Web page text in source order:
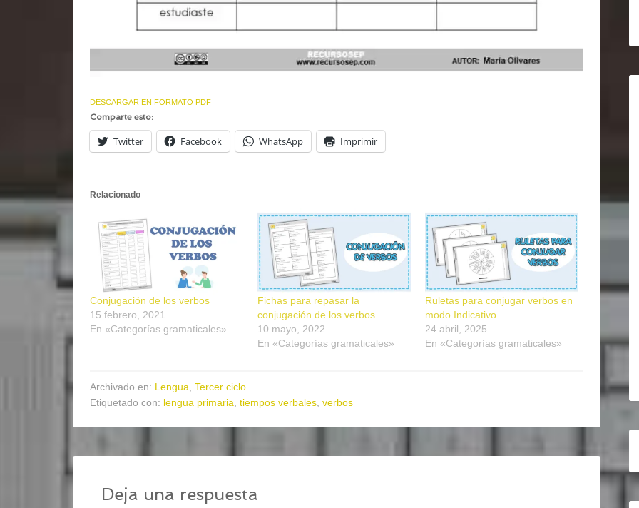
DESCARGAR EN FORMATO PDF
Comparte esto:
Twitter Facebook WhatsApp Imprimir
Relacionado
Conjugación de los verbos
15 febrero, 2021
En «Categorías gramaticales»
Fichas para repasar la
conjugación de los verbos
10 mayo, 2022
En «Categorías gramaticales»
Ruletas para conjugar verbos en
modo Indicativo
24 abril, 2025
En «Categorías gramaticales»
Archivado en: Lengua Tercer ciclo
Etiquetado con: lengua primaria tiempos verbales verbos
Deja una respuesta